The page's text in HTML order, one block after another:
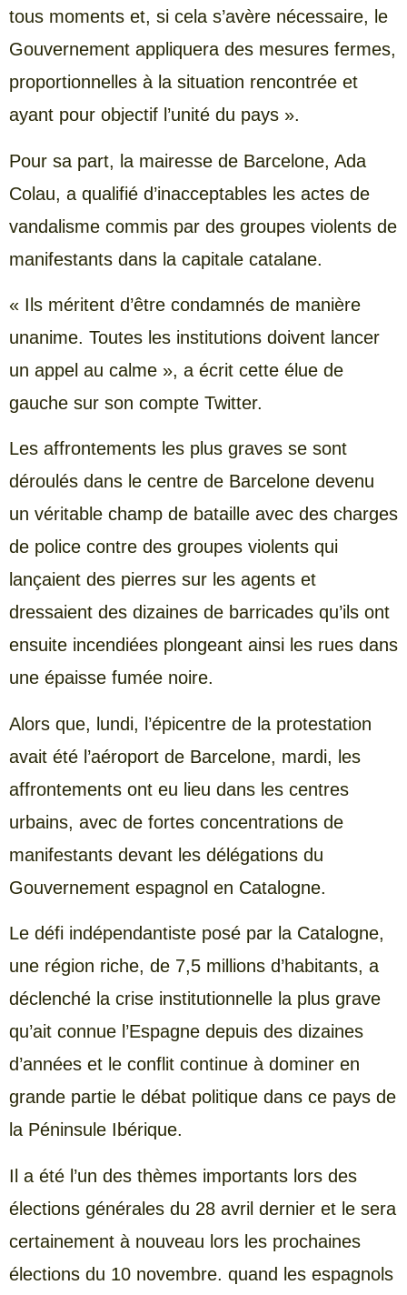
tous moments et, si cela s’avère nécessaire, le
Gouvernement appliquera des mesures fermes,
proportionnelles à la situation rencontrée et
ayant pour objectif l’unité du pays ».
Pour sa part, la mairesse de Barcelone, Ada
Colau, a qualifié d’inacceptables les actes de
vandalisme commis par des groupes violents de
manifestants dans la capitale catalane.
« Ils méritent d’être condamnés de manière
unanime. Toutes les institutions doivent lancer
un appel au calme », a écrit cette élue de
gauche sur son compte Twitter.
Les affrontements les plus graves se sont
déroulés dans le centre de Barcelone devenu
un véritable champ de bataille avec des charges
de police contre des groupes violents qui
lançaient des pierres sur les agents et
dressaient des dizaines de barricades qu’ils ont
ensuite incendiées plongeant ainsi les rues dans
une épaisse fumée noire.
Alors que, lundi, l’épicentre de la protestation
avait été l’aéroport de Barcelone, mardi, les
affrontements ont eu lieu dans les centres
urbains, avec de fortes concentrations de
manifestants devant les délégations du
Gouvernement espagnol en Catalogne.
Le défi indépendantiste posé par la Catalogne,
une région riche, de 7,5 millions d’habitants, a
déclenché la crise institutionnelle la plus grave
qu’ait connue l’Espagne depuis des dizaines
d’années et le conflit continue à dominer en
grande partie le débat politique dans ce pays de
la Péninsule Ibérique.
Il a été l’un des thèmes importants lors des
élections générales du 28 avril dernier et le sera
certainement à nouveau lors les prochaines
élections du 10 novembre. quand les espagnols